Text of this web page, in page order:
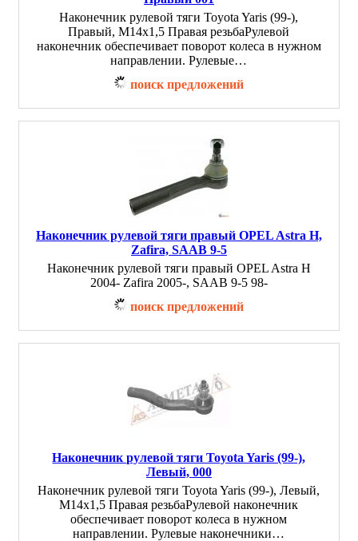
Наконечник рулевой тяги Toyota Yaris (99-),
Правый, M14x1,5 Правая резьбаРулевой
наконечник обеспечивает поворот колеса в нужном
направлении. Рулевые…
поиск предложений
Наконечник рулевой тяги правый OPEL Astra H,
Zafira, SAAB 9-5
Наконечник рулевой тяги правый OPEL Astra H
2004- Zafira 2005-, SAAB 9-5 98-
поиск предложений
Наконечник рулевой тяги Toyota Yaris (99-),
Левый, 000
Наконечник рулевой тяги Toyota Yaris (99-), Левый,
M14x1,5 Правая резьбаРулевой наконечник
обеспечивает поворот колеса в нужном
направлении. Рулевые наконечники…